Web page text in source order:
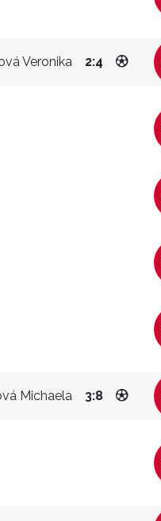
Veronika 2:4
Michaela 3:8